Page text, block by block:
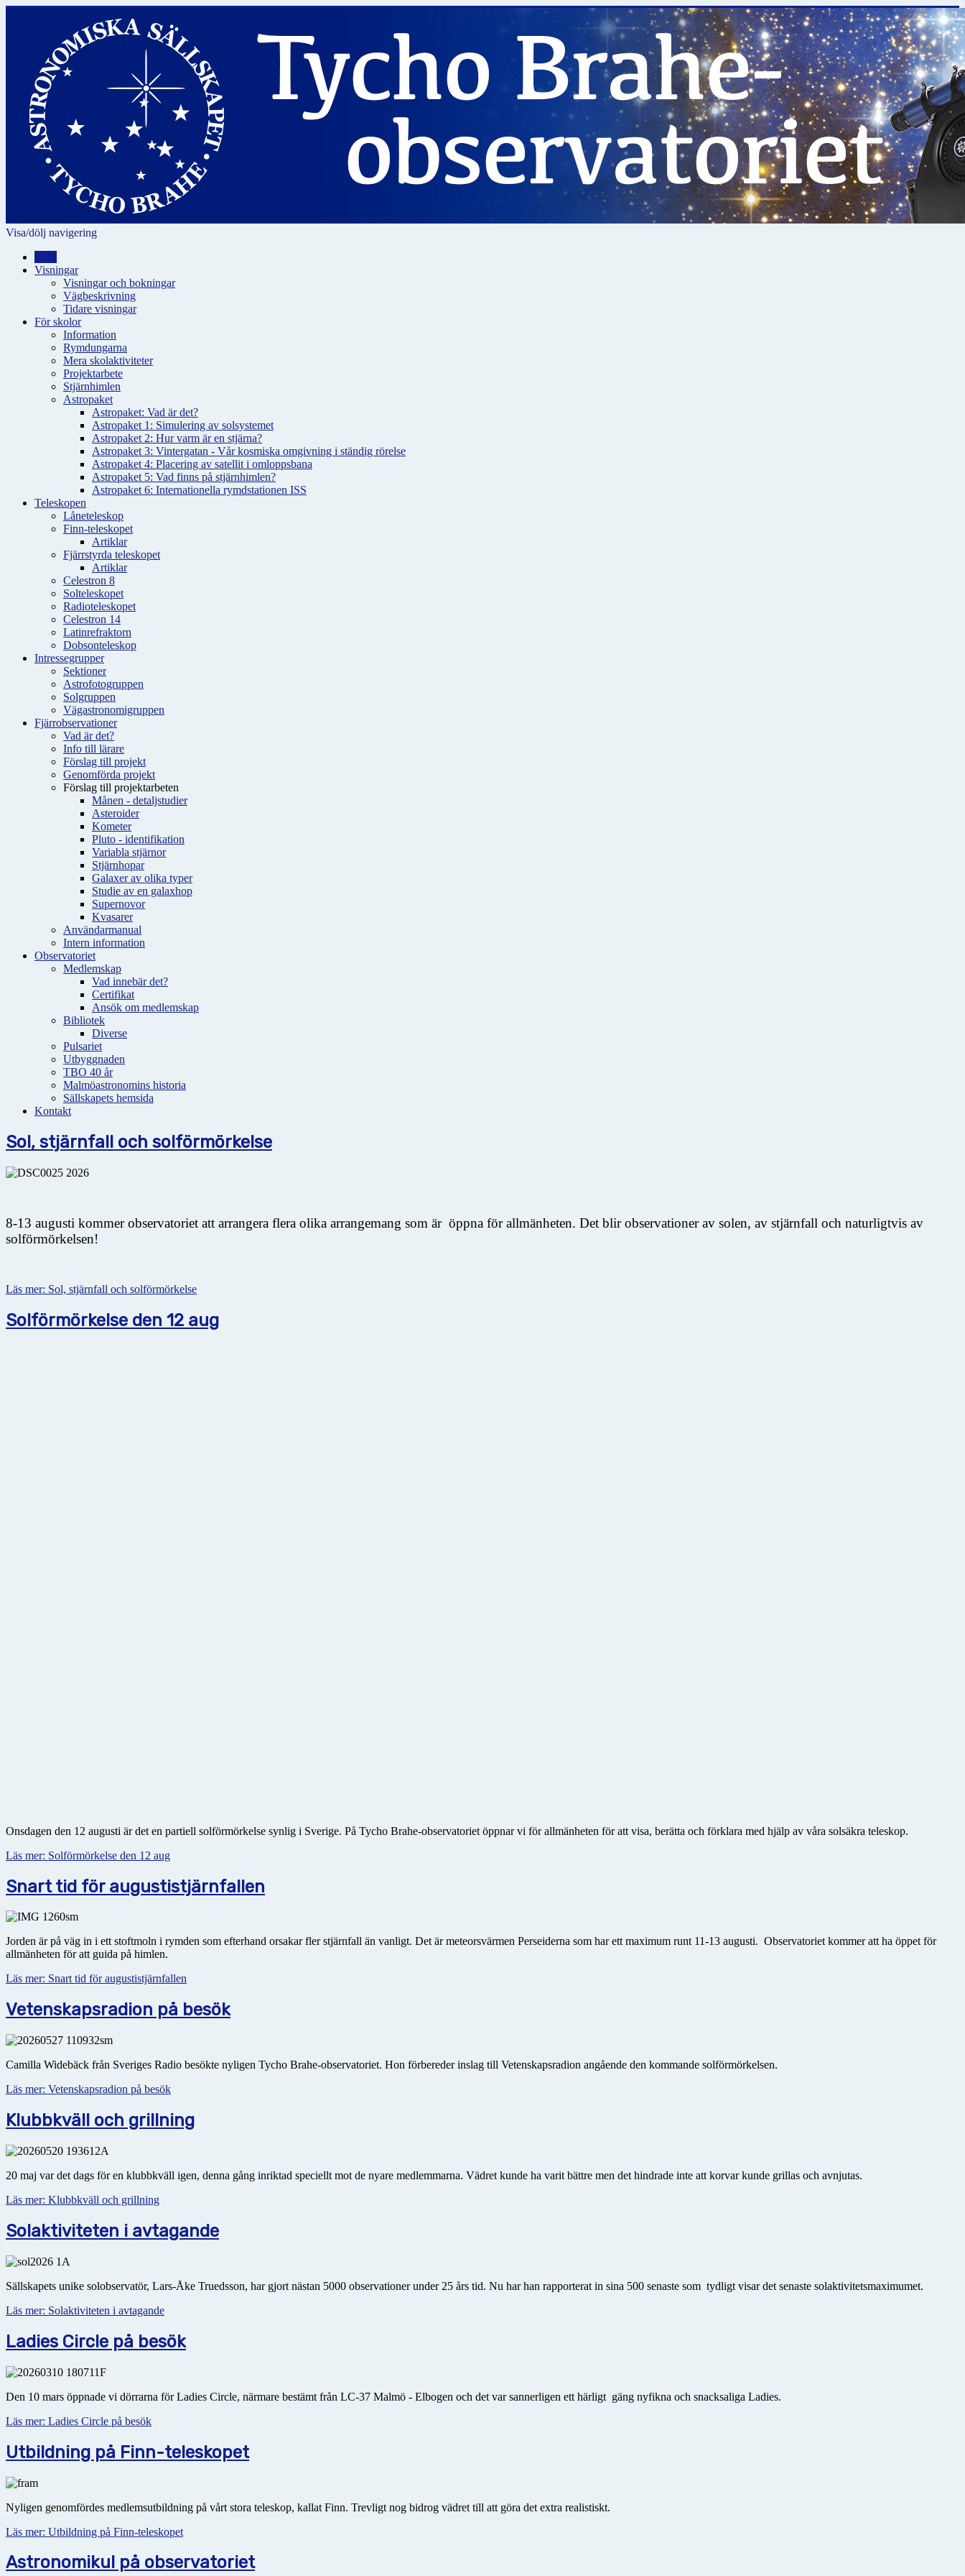
Visa/dölj navigering
Visningar
Visningar och bokningar
Vägbeskrivning
Tidare visningar
För skolor
Information
Rymdungarna
Mera skolaktiviteter
Projektarbete
Stjärnhimlen
Astropaket
Astropaket: Vad är det?
Astropaket 1: Simulering av solsystemet
Astropaket 2: Hur varm är en stjärna?
Astropaket 3: Vintergatan - Vår kosmiska omgivning i ständig rörelse
Astropaket 4: Placering av satellit i omloppsbana
Astropaket 5: Vad finns på stjärnhimlen?
Astropaket 6: Internationella rymdstationen ISS
Teleskopen
Låneteleskop
Finn-teleskopet
Artiklar
Fjärrstyrda teleskopet
Artiklar
Celestron 8
Solteleskopet
Radioteleskopet
Celestron 14
Latinrefraktorn
Dobsonteleskop
Intressegrupper
Sektioner
Astrofotogruppen
Solgruppen
Vägastronomigruppen
Fjärrobservationer
Vad är det?
Info till lärare
Förslag till projekt
Genomförda projekt
Förslag till projektarbeten
Månen - detaljstudier
Asteroider
Kometer
Pluto - identifikation
Variabla stjärnor
Stjärnhopar
Galaxer av olika typer
Studie av en galaxhop
Supernovor
Kvasarer
Användarmanual
Intern information
Observatoriet
Medlemskap
Vad innebär det?
Certifikat
Ansök om medlemskap
Bibliotek
Diverse
Pulsariet
Utbyggnaden
TBO 40 år
Malmöastronomins historia
Sällskapets hemsida
Kontakt
Sol, stjärnfall och solförmörkelse
8-13 augusti kommer observatoriet att arrangera flera olika arrangemang som är öppna för allmänheten. Det blir observationer av solen, av stjärnfall och naturligtvis av
solförmörkelsen!
Läs mer: Sol, stjärnfall och solförmörkelse
Solförmörkelse den 12 aug
Onsdagen den 12 augusti är det en partiell solförmörkelse synlig i Sverige. På Tycho Brahe-observatoriet öppnar vi för allmänheten för att visa, berätta och förklara med hjälp av våra solsäkra teleskop.
Läs mer: Solförmörkelse den 12 aug
Snart tid för augustistjärnfallen
Jorden är på väg in i ett stoftmoln i rymden som efterhand orsakar fler stjärnfall än vanligt. Det är meteorsvärmen Perseiderna som har ett maximum runt 11-13 augusti. Observatoriet kommer att ha öppet för
allmänheten för att guida på himlen.
Läs mer: Snart tid för augustistjärnfallen
Vetenskapsradion på besök
Camilla Widebäck från Sveriges Radio besökte nyligen Tycho Brahe-observatoriet. Hon förbereder inslag till Vetenskapsradion angående den kommande solförmörkelsen.
Läs mer: Vetenskapsradion på besök
Klubbkväll och grillning
20 maj var det dags för en klubbkväll igen, denna gång inriktad speciellt mot de nyare medlemmarna. Vädret kunde ha varit bättre men det hindrade inte att korvar kunde grillas och avnjutas.
Läs mer: Klubbkväll och grillning
Solaktiviteten i avtagande
Sällskapets unike solobservatör, Lars-Åke Truedsson, har gjort nästan 5000 observationer under 25 års tid. Nu har han rapporterat in sina 500 senaste som tydligt visar det senaste solaktivitetsmaximumet.
Läs mer: Solaktiviteten i avtagande
Ladies Circle på besök
Den 10 mars öppnade vi dörrarna för Ladies Circle, närmare bestämt från LC-37 Malmö - Elbogen och det var sannerligen ett härligt gäng nyfikna och snacksaliga Ladies.
Läs mer: Ladies Circle på besök
Utbildning på Finn-teleskopet
Nyligen genomfördes medlemsutbildning på vårt stora teleskop, kallat Finn. Trevligt nog bidrog vädret till att göra det extra realistiskt.
Läs mer: Utbildning på Finn-teleskopet
Astronomikul på observatoriet